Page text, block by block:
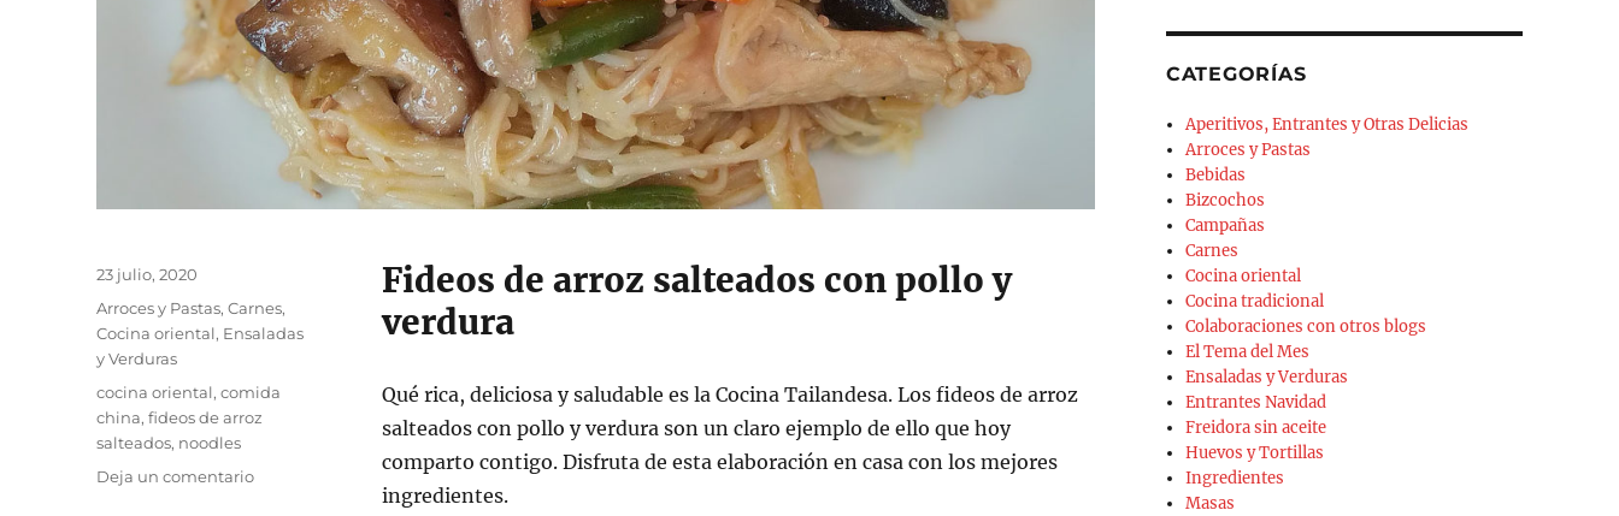
Fideos de arroz salteados con pollo y
verdura
Qué rica, deliciosa y saludable es la Cocina Tailandesa. Los fideos de arroz
salteados con pollo y verdura son un claro ejemplo de ello que hoy
comparto contigo. Disfruta de esta elaboración en casa con los mejores
ingredientes.
Publicado
23 julio, 2020
Categorías
Arroces y Pastas,Carnes,
Cocina oriental, Ensaladas
y Verduras
Etiquetas
cocina oriental,comida
china,fideos de arroz
salteados, noodles
Deja un comentarioen
CATEGORÍAS
Aperitivos, Entrantes y Otras Delicias
Arroces y Pastas
Bebidas
Bizcochos
Campañas
Carnes
Cocina oriental
Cocina tradicional
Colaboraciones con otros blogs
El Tema del Mes
Ensaladas y Verduras
Entrantes Navidad
Freidora sin aceite
Huevos y Tortillas
Ingredientes
Masas